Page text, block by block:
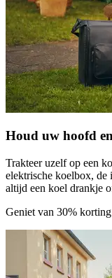
Houd uw hoofd
Trakteer uzelf op een
elektrische koelbox, de
altijd een koel drankje
Geniet van 30% korting